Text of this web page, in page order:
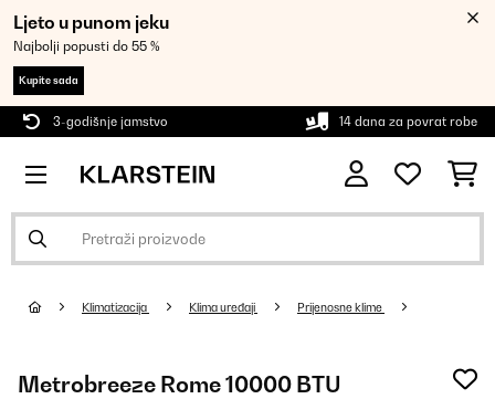
Ljeto u punom jeku
Najbolji popusti do 55 %
Kupite sada
3-godišnje jamstvo 14 dana za povrat robe
Klimatizacija Klima uređaji Prijenosne klime
Metrobreeze Rome 10000 BTU